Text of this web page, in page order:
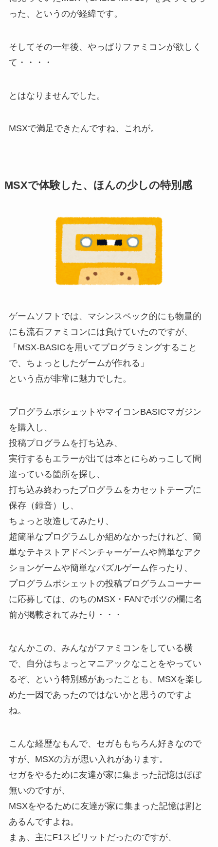
った、というのが経緯です。
そしてその一年後、やっぱりファミコンが欲しく
て・・・・
とはなりませんでした。
MSXで満足できたんですね、これが。
MSXで体験した、ほんの少しの特別感
ゲームソフトでは、マシンスペック的にも物量的
にも流石ファミコンには負けていたのですが、
「MSX-BASICを用いてプログラミングすること
で、ちょっとしたゲームが作れる」
という点が非常に魅力でした。
プログラムポシェットやマイコンBASICマガジン
を購入し、
投稿プログラムを打ち込み、
実行するもエラーが出ては本とにらめっこして間
違っている箇所を探し、
打ち込み終わったプログラムをカセットテープに
保存（録音）し、
ちょっと改造してみたり、
超簡単なプログラムしか組めなかったけれど、簡
単なテキストアドベンチャーゲームや簡単なアク
ションゲームや簡単なパズルゲーム作ったり、
プログラムポシェットの投稿プログラムコーナー
に応募しては、のちのMSX・FANでボツの欄に名
前が掲載されてみたり・・・
なんかこの、みんながファミコンをしている横
で、自分はちょっとマニアックなことをやってい
るぞ、という特別感があったことも、MSXを楽し
めた一因であったのではないかと思うのですよ
ね。
こんな経歴なもんで、セガももちろん好きなので
すが、MSXの方が思い入れがあります。
セガをやるために友達が家に集まった記憶はほぼ
無いのですが、
MSXをやるために友達が家に集まった記憶は割と
あるんですよね。
まぁ、主にF1スピリットだったのですが、